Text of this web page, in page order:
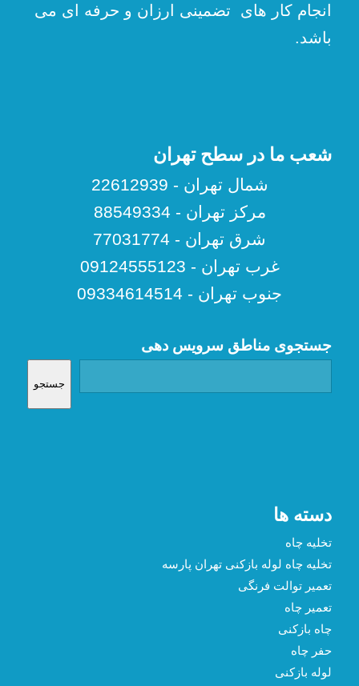
انجام کار های تضمینی ارزان و حرفه ای می
باشد.
شعب ما در سطح تهران
شمال تهران - 22612939
مرکز تهران - 88549334
شرق تهران - 77031774
غرب تهران - 09124555123
جنوب تهران - 09334614514
جستجوی مناطق سرویس دهی
جستجو
دسته ها
تخلیه چاه
تخلیه چاه لوله بازکنی تهران پارسه
تعمیر توالت فرنگی
تعمیر چاه
چاه بازکنی
حفر چاه
لوله بازکنی